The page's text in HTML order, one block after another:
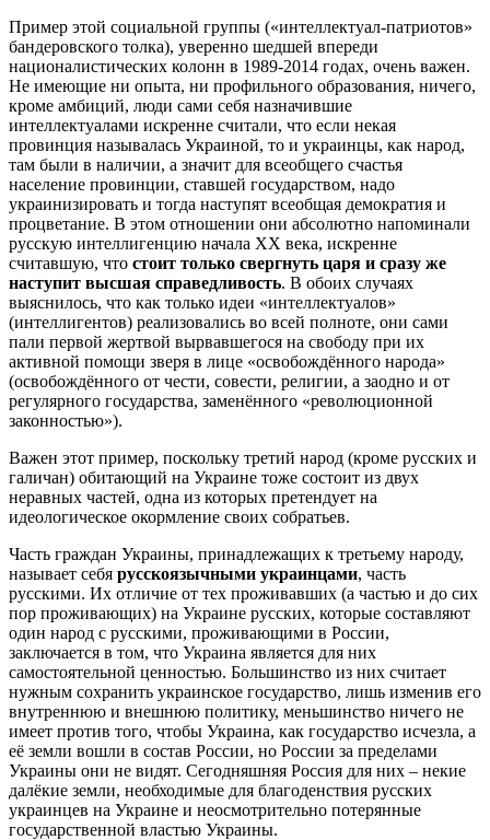
Пример этой социальной группы («интеллектуал-патриотов»
бандеровского толка), уверенно шедшей впереди
националистических колонн в 1989-2014 годах, очень важен.
Не имеющие ни опыта, ни профильного образования, ничего,
кроме амбиций, люди сами себя назначившие
интеллектуалами искренне считали, что если некая
провинция называлась Украиной, то и украинцы, как народ,
там были в наличии, а значит для всеобщего счастья
население провинции, ставшей государством, надо
украинизировать и тогда наступят всеобщая демократия и
процветание. В этом отношении они абсолютно напоминали
русскую интеллигенцию начала ХХ века, искренне
считавшую, что стоит только свергнуть царя и сразу же
наступит высшая справедливость. В обоих случаях
выяснилось, что как только идеи «интеллектуалов»
(интеллигентов) реализовались во всей полноте, они сами
пали первой жертвой вырвавшегося на свободу при их
активной помощи зверя в лице «освобождённого народа»
(освобождённого от чести, совести, религии, а заодно и от
регулярного государства, заменённого «революционной
законностью»).
Важен этот пример, поскольку третий народ (кроме русских и
галичан) обитающий на Украине тоже состоит из двух
неравных частей, одна из которых претендует на
идеологическое окормление своих собратьев.
Часть граждан Украины, принадлежащих к третьему народу,
называет себя русскоязычными украинцами, часть
русскими. Их отличие от тех проживавших (а частью и до сих
пор проживающих) на Украине русских, которые составляют
один народ с русскими, проживающими в России,
заключается в том, что Украина является для них
самостоятельной ценностью. Большинство из них считает
нужным сохранить украинское государство, лишь изменив его
внутреннюю и внешнюю политику, меньшинство ничего не
имеет против того, чтобы Украина, как государство исчезла, а
её земли вошли в состав России, но России за пределами
Украины они не видят. Сегодняшняя Россия для них – некие
далёкие земли, необходимые для благоденствия русских
украинцев на Украине и неосмотрительно потерянные
государственной властью Украины.